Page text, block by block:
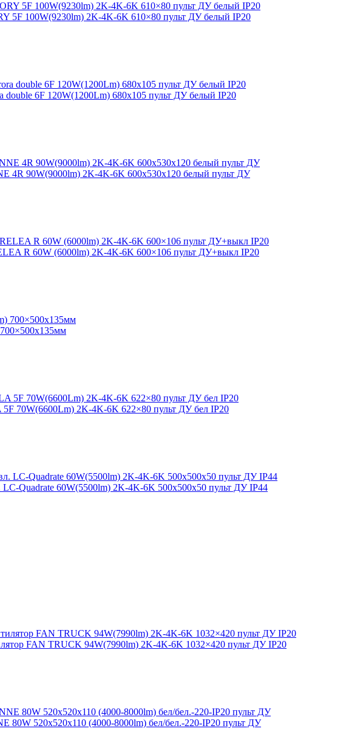
5F 100W(9230lm) 2K-4K-6K 610×80 пульт ДУ белый IP20
double 6F 120W(1200Lm) 680х105 пульт ДУ белый IP20
4R 90W(9000lm) 2K-4K-6K 600x530x120 белый пульт ДУ
R 60W (6000lm) 2K-4K-6K 600×106 пульт ДУ+выкл IP20
5F 70W(6600Lm) 2K-4K-6K 622×80 пульт ДУ бел IP20
LC-Quadrate 60W(5500lm) 2K-4K-6K 500x500x50 пульт ДУ IP44
FAN TRUCK 94W(7990lm) 2K-4K-6K 1032×420 пульт ДУ IP20
80W 520x520x110 (4000-8000lm) бел/бел.-220-IP20 пульт ДУ